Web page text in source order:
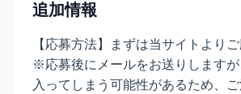
追加情報
【応募方法】まずは当サイトよりご
※応募後にメールをお送りします
入ってしまう可能性があるため、ご